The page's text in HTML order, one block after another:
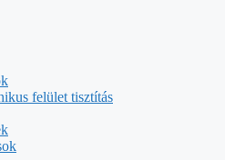
felület tisztítás